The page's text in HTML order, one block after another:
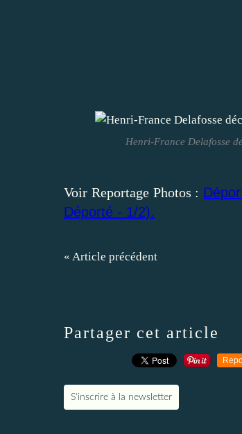
Henri-France Delafosse
Voir Reportage Photos :
Déporté - 1/2).
« Article précédent
Partager cet article
S'inscrire à la newsletter